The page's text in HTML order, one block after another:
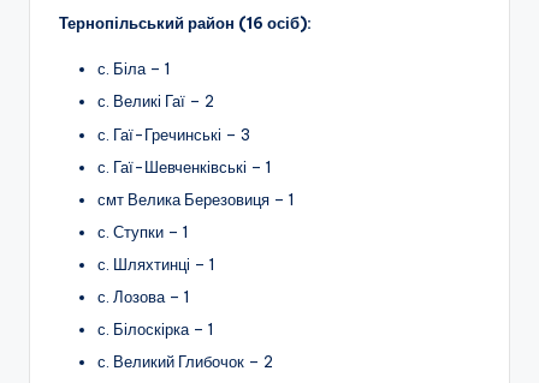
Тернопільський район (16 осіб):
с. Біла – 1
с. Великі Гаї – 2
с. Гаї-Гречинські – 3
с. Гаї-Шевченківські – 1
смт Велика Березовиця – 1
с. Ступки – 1
с. Шляхтинці – 1
с. Лозова – 1
с. Білоскірка – 1
с. Великий Глибочок – 2